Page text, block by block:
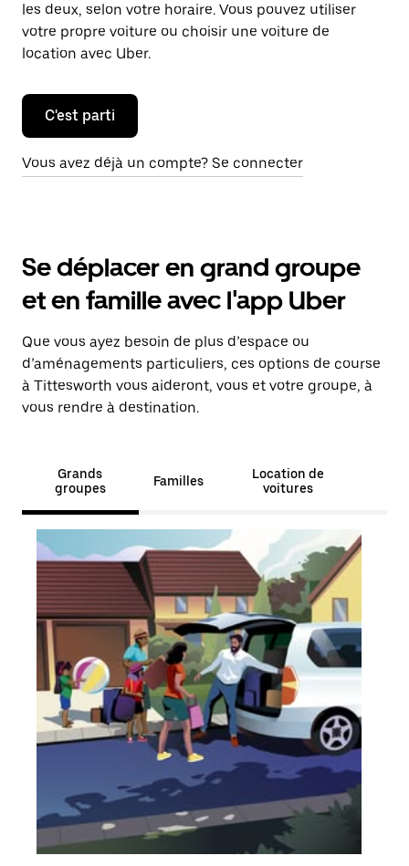
les deux, selon votre horaire. Vous pouvez utiliser
votre propre voiture ou choisir une voiture de
location avec Uber.
C'est parti
Vous avez déjà un compte? Se connecter
Se déplacer en grand groupe
et en famille avec l'app Uber
Que vous ayez besoin de plus d’espace ou
d’aménagements particuliers, ces options de course
à Tittesworth vous aideront, vous et votre groupe, à
vous rendre à destination.
Grands
groupes
Familles
Location de
voitures